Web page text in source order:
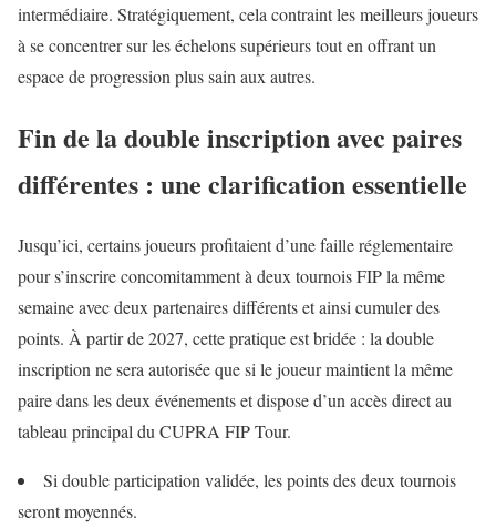
intermédiaire. Stratégiquement, cela contraint les meilleurs joueurs
à se concentrer sur les échelons supérieurs tout en offrant un
espace de progression plus sain aux autres.
Fin de la double inscription avec paires
différentes : une clarification essentielle
Jusqu’ici, certains joueurs profitaient d’une faille réglementaire
pour s’inscrire concomitamment à deux tournois FIP la même
semaine avec deux partenaires différents et ainsi cumuler des
points. À partir de 2027, cette pratique est bridée : la double
inscription ne sera autorisée que si le joueur maintient la même
paire dans les deux événements et dispose d’un accès direct au
tableau principal du CUPRA FIP Tour.
Si double participation validée, les points des deux tournois
seront moyennés.